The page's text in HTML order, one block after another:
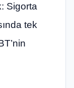
Sigorta
tek